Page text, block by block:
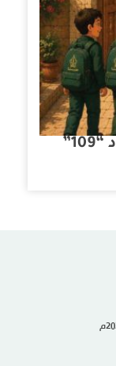
مجلة الأشتر الصغير العدد “109”